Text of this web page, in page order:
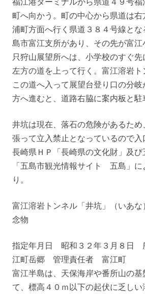
町へ向かう。町の中心から県道は
浦町方面へ行く県道３８４号線と
島市富江支所があり、その先が富江
只狩山展望所へは、小学校のすぐ先
左方の道を上って行く。富江溶岩ト
この道へ入って展望台登り口の分
方へ進むと、道路右脇に案内板と駐
井坑は現在、落石の危険があるた
張って立入禁止となっているので入
長崎県ＨＰ「長崎県の文化財」及び
「五島市観光情報サイト 五島」
り。
富江溶岩トンネル「井坑」（い
念物
指定年月日 昭和３２年３月８日
江町岳郷 管理責任者 富江町
富江半島は、天保海岸や番所山の
て、標高４０ｍ以下の起伏に乏し